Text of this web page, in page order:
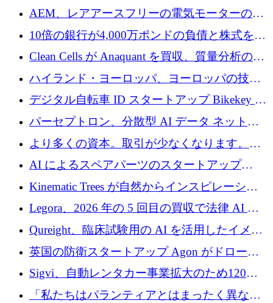
ルを獲得し、企業運営向けにエージェント AI
を拡張
AEM、レアアースフリーの電気モーターの革
新を加速するために1,600万ポンドを確保
10倍の銀行が4,000万ポンドの負債と株式を調
達
Clean Cells が Anaquant を買収、質量分析の専
門知識によるバイオ医薬品の品質管理を拡大
ハイランド・ヨーロッパ、ヨーロッパの技術
規模拡大を支援するために11億ユーロのファ
ンドVIを閉鎖
デジタル自転車 ID スタートアップ Bikekey が
TÖNNJES への投資を確保
パーセプトロン、分散型 AI データ ネットワ
ークの構築に 650 万ドルを調達
より多くの資本。取引が少なくなります。
2026 年上半期がヨーロッパのテクノロジーに
ついて語ること
AI によるスペアパーツのスタートアップ
Intropy が 1,100 万ドルを調達
Kinematic Trees が自然からインスピレーショ
ンを得たロボット ソフトウェアを拡張するた
めに 58 万 5,000 ポンドを調達
Legora、2026 年の 5 回目の買収で法律 AI ス
タートアップ Wexler を買収
Qureight、臨床試験用の AI を活用したイメー
ジング プラットフォームを拡張するためにシ
リーズ B で 2,000 万ドルを確保
英国の防衛スタートアップ Agon がドローン
攻撃に対抗する仮想戦場を構築、3,000 万ドル
を調達
Sigvi、自動レンタカー事業拡大のため120万
ユーロを調達
「私たちはパランティアとはまったく異なる